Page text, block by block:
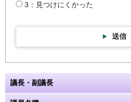
3：見つけにくかった
送信
議長・副議長